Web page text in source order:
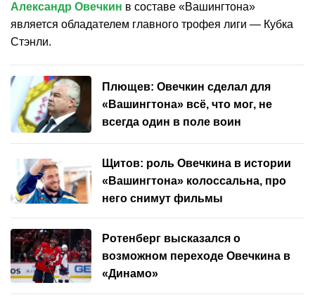
Александр Овечкин в составе «Вашингтона»
является обладателем главного трофея лиги — Кубка
Стэнли.
Плющев: Овечкин сделал для
«Вашингтона» всё, что мог, не
всегда один в поле воин
Щитов: роль Овечкина в истории
«Вашингтона» колоссальна, про
него снимут фильмы
Ротенберг высказался о
возможном переходе Овечкина в
«Динамо»